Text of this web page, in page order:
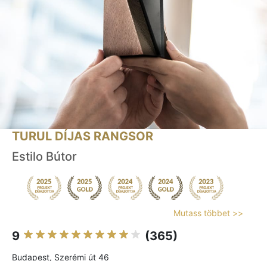
TURUL DÍJAS RANGSOR
Estilo Bútor
Mutass többet >>
9 (365)
Budapest, Szerémi út 46